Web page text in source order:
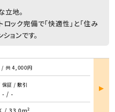
地。
ック完備で「快適性」と「住み
ョンです。
/ 共4,000円
証 / 敷引
- / -
部屋
詳細